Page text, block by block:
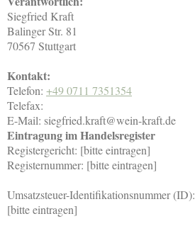
Siegfried Kraft
Balinger Str. 81
70567 Stuttgart
Kontakt:
Telefon: +49 0711 7351354
Telefax:
E-Mail: siegfried.kraft@wein-kraft.de
Eintragung im Handelsregister
Registergericht: [bitte eintragen]
Registernummer: [bitte eintragen]
Umsatzsteuer-Identifikationsnummer (ID):
[bitte eintragen]